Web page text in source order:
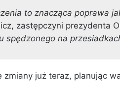
to znacząca poprawa
zastępczyni prezydenta
spędzonego na
zmiany już teraz, planując